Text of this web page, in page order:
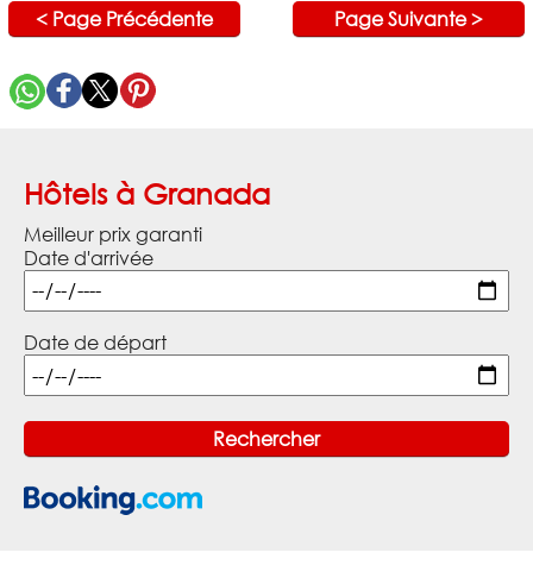
< Page Précédente Page Suivante >
Hôtels à Granada
Meilleur prix garanti
Date d'arrivée
Date de départ